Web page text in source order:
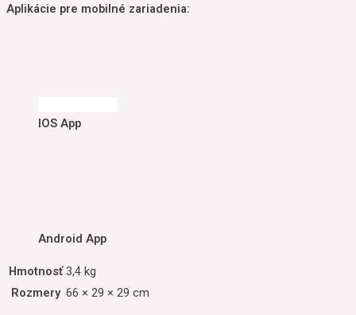
Aplikácie pre mobilné zariadenia:
IOS App
Android App
Hmotnosť 3,4 kg
Rozmery 66 × 29 × 29 cm